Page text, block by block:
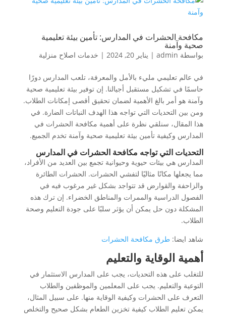
مكافحة الحشرات في المدارس: تأمين بيئة تعليمية
صحية وآمنة
بواسطة admin
| يناير 20, 2024 | خدمات اصلاح منزلية
في عالم تعليمي مليء بالأمل والمعرفة، تلعب المدارس دورًا
حاسمًا في تشكيل مستقبل أجيالنا. إن توفير بيئة تعليمية صحية
وآمنة هو أمر بالغ الأهمية لضمان تحقيق أقصى إمكانات الطلاب.
ومن بين التحديات التي تواجه هذا الهدف النباتات الضارة. في
هذا المقال، سنلقي نظرة على أهمية مكافحة الحشرات في
المدارس وكيفية تأمين بيئة تعليمية صحية وآمنة تخدم الجميع.
التحديات التي تواجه مكافحة الحشرات في المدارس
المدارس هي بيئات حيوية وحيوانية تجمع بين العديد من الأفراد،
مما يجعلها مكانًا مثاليًا لتفشي الحشرات. الحشرات الطائرة
والزاحفة والقوارض قد تتواجد بشكل غير مرغوب فيه في
الفصول الدراسية والممرات والمناطق الخضراء. إن ترك هذه
المشكلة دون حل يمكن أن يؤثر سلبًا على جودة التعليم وصحة
الطلاب.
شاهد ايضا: طرق مكافحة الحشرات
أهمية الوقاية والتعليم
للتغلب على هذه التحديات، يجب على المدارس الاستثمار في
التوعية والتعليم. يجب على المعلمين والموظفين والطلاب
التعرف على الحشرات وكيفية الوقاية منها. على سبيل المثال،
يمكن تعليم الطلاب كيفية تخزين الطعام بشكل صحيح والتخلص